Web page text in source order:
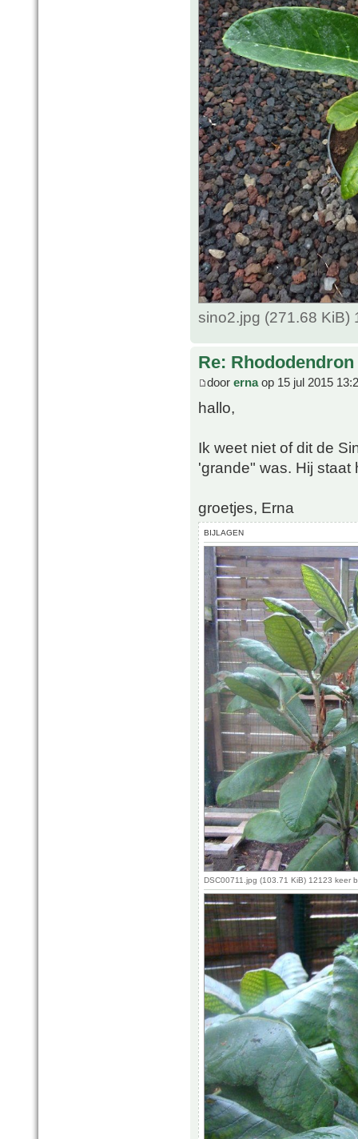
sino2.jpg (271.68 KiB)
Re:
door ernaop 15 jul 2015
hallo,
Ik weet niet of dit de
'grande" was. Hij staat
groetjes, Erna
BIJLAGEN
DSC00711.jpg (103.71 KiB) 12123 keer